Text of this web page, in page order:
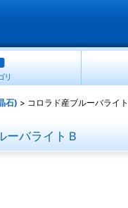
リ
石) > コロラド産ブルーバライ
ーバライトＢ